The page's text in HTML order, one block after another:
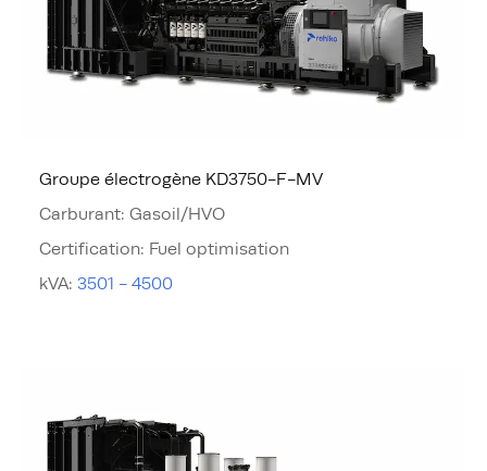
Groupe électrogène KD3750-F-MV
Carburant: Gasoil/HVO
Certification: Fuel optimisation
kVA:3501 - 4500